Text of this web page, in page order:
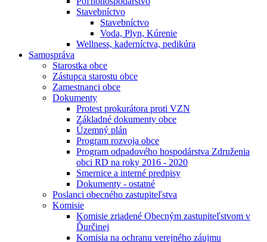
Stavebníctvo
Stavebníctvo
Voda, Plyn, Kúrenie
Wellness, kaderníctva, pedikúra
Samospráva
Starostka obce
Zástupca starostu obce
Zamestnanci obce
Dokumenty
Protest prokurátora proti VZN
Základné dokumenty obce
Územný plán
Program rozvoja obce
Program odpadového hospodárstva Združenia
obci RD na roky 2016 - 2020
Smernice a interné predpisy
Dokumenty - ostatné
Poslanci obecného zastupiteľstva
Komisie
Komisie zriadené Obecným zastupiteľstvom v
Ďurčinej
Komisia na ochranu verejného záujmu